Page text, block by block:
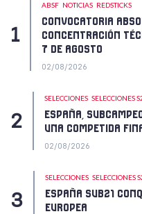
ABSF NOTICIAS REDSTICKS
CONVOCATORIA
CONCENTRACIÓN
7 DE AGOSTO
02/08/2026
SELECCIONES SELECCIONES
ESPAÑA,
UNA COMPETIDA
02/08/2026
SELECCIONES SELECCIONES
ESPAÑA SUB21
EUROPEA